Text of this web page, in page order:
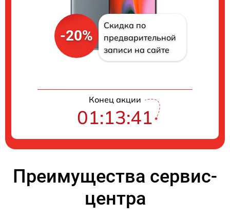
-20%
Скидка по
предварительной
записи на сайте
Конец акции
01:13:41
Преимущества сервис-
центра